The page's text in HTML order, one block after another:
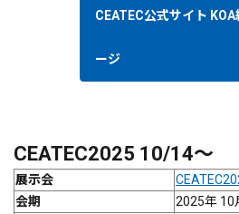
CEATEC公式サイト
ージ
CEATEC2025 10/14～
展示会
会期
2025年